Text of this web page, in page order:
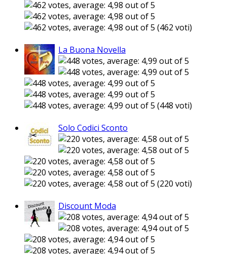
(462 voti)
La Buona Novella
(448 voti)
Solo Codici Sconto
(220 voti)
Discount Moda